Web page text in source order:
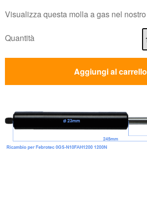
Visualizza questa molla a gas nel nostro
Quantità
Aggiungi al carrello